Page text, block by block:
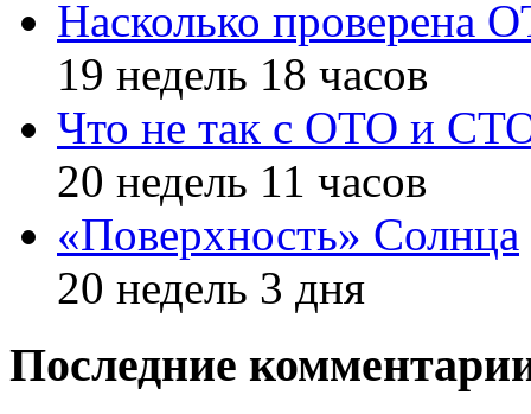
Насколько проверена
19 недель 18 часов
Что не так с ОТО и
20 недель 11 часов
«Поверхность» Солнца
20 недель 3 дня
Последние